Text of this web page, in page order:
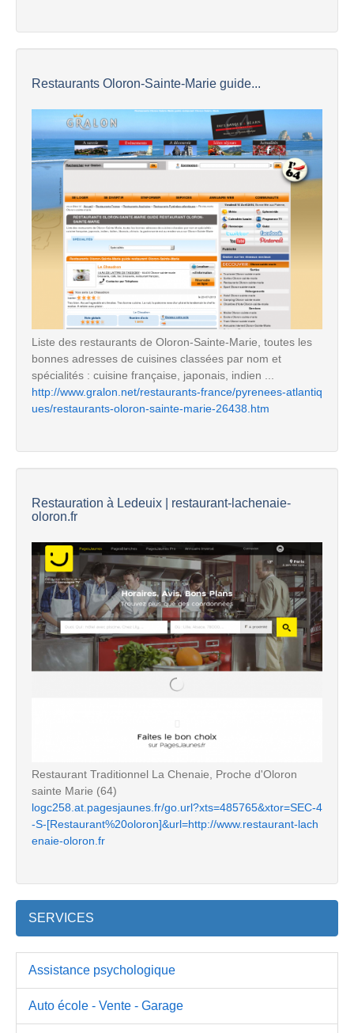
Restaurants Oloron-Sainte-Marie guide...
Liste des restaurants de Oloron-Sainte-Marie, toutes les
bonnes adresses de cuisines classées par nom et
spécialités : cuisine française, japonais, indien ...
http://www.gralon.net/restaurants-france/pyrenees-atlantiq
ues/restaurants-oloron-sainte-marie-26438.htm
Restauration à Ledeuix | restaurant-lachenaie-
oloron.fr
Restaurant Traditionnel La Chenaie, Proche d'Oloron
sainte Marie (64)
logc258.at.pagesjaunes.fr/go.url?xts=485765&xtor=SEC-4
-S-[Restaurant%20oloron]&url=http://www.restaurant-lach
enaie-oloron.fr
SERVICES
Assistance psychologique
Auto école - Vente - Garage